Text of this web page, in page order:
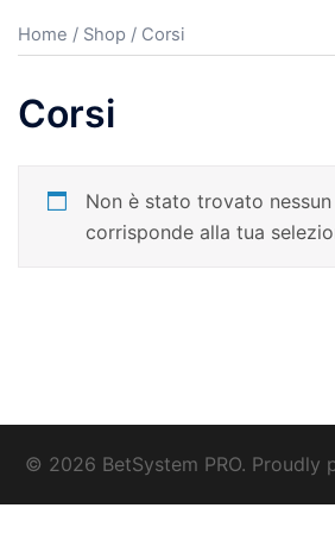
Home / Shop / Corsi
Corsi
Non è stato trovato
corrisponde alla tua
© 2026 BetSystem PRO. Proudly